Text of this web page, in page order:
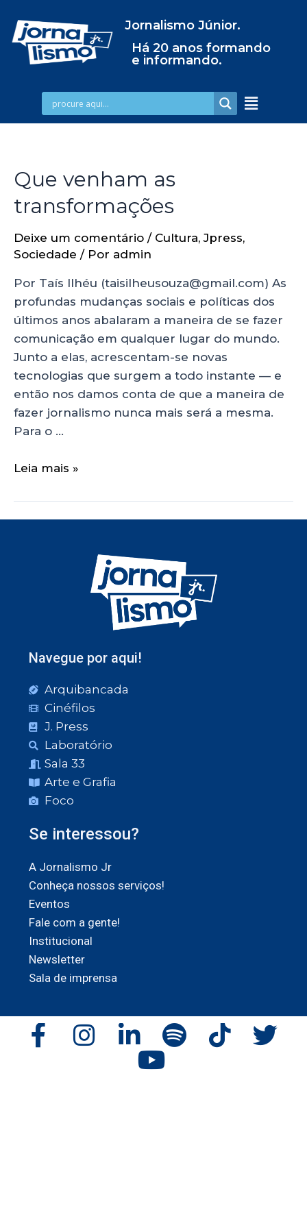
Jornalismo Júnior.
Há 20 anos formando
e informando.
Que venham as
transformações
Deixe um comentário / Cultura,Jpress,
Sociedade / Por admin
Por Taís Ilhéu (taisilheusouza@gmail.com) As
profundas mudanças sociais e políticas dos
últimos anos abalaram a maneira de se fazer
comunicação em qualquer lugar do mundo.
Junto a elas, acrescentam-se novas
tecnologias que surgem a todo instante — e
então nos damos conta de que a maneira de
fazer jornalismo nunca mais será a mesma.
Para o …
Leia mais »
Navegue por aqui!
Arquibancada
Cinéfilos
J. Press
Laboratório
Sala 33
Arte e Grafia
Foco
Se interessou?
A Jornalismo Jr
Conheça nossos serviços!
Eventos
Fale com a gente!
Institucional
Newsletter
Sala de imprensa